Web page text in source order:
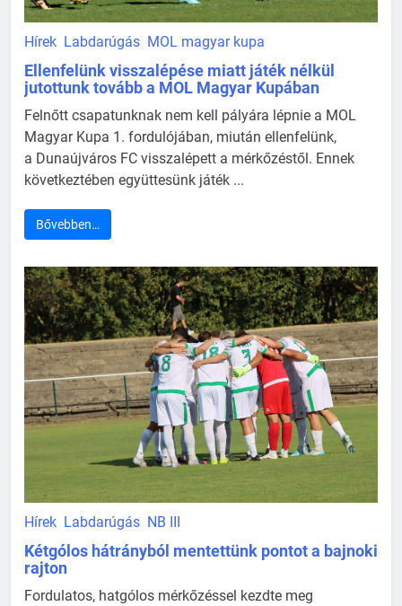
Hírek Labdarúgás MOL magyar kupa
Ellenfelünk visszalépése miatt játék nélkül
jutottunk tovább a MOL Magyar Kupában
Felnőtt csapatunknak nem kell pályára lépnie a MOL
Magyar Kupa 1. fordulójában, miután ellenfelünk,
a Dunaújváros FC visszalépett a mérkőzéstől. Ennek
következtében együttesünk játék ...
Bővebben…
Hírek Labdarúgás NB III
Kétgólos hátrányból mentettünk pontot a bajnoki
rajton
Fordulatos, hatgólos mérkőzéssel kezdte meg